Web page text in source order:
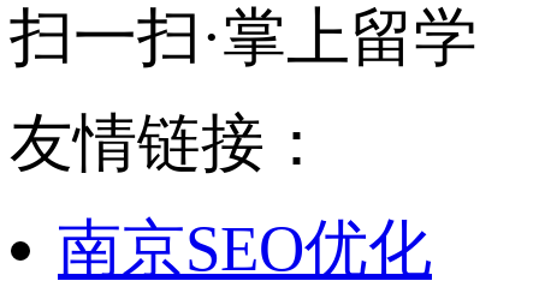
扫一扫·掌上留学
友情链接：
南京SEO优化